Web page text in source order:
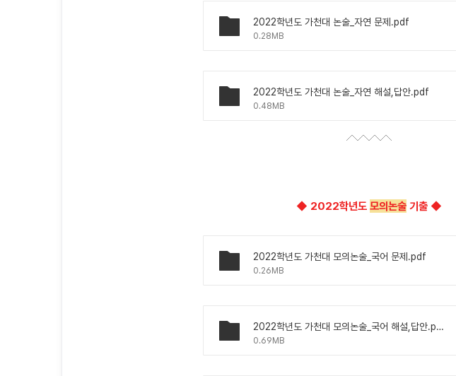
2022학년도 가천대 논술_자연 문제.pdf
0.28MB
2022학년도 가천대 논술_자연 해설,답안.pdf
0.48MB
◆ 2022학년도 모의논술 기출 ◆
2022학년도 가천대 모의논술_국어 문제.pdf
0.26MB
2022학년도 가천대 모의논술_국어 해설,답안.pdf
0.69MB